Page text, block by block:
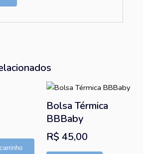
Bolsa Térmica
BBBaby
R$ 45,00
Este
tem